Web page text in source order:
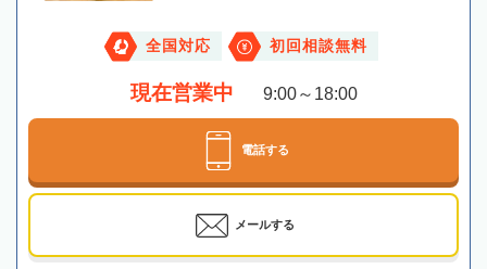
全国対応 初回相談無料
現在営業中 9:00～18:00
電話する
メールする